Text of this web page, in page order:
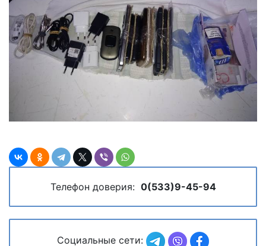
Телефон доверия: 0(533)9-45-94
Социальные сети: